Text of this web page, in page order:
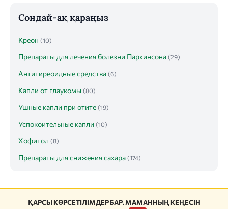
Сондай-ақ қараңыз
Креон (10)
Препараты для лечения болезни Паркинсона (29)
Антитиреоидные средства (6)
Капли от глаукомы (80)
Ушные капли при отите (19)
Успокоительные капли (10)
Хофитол (8)
Препараты для снижения сахара (174)
ҚАРСЫ КӨРСЕТІЛІМДЕР БАР. МАМАННЫҢ КЕҢЕСІН